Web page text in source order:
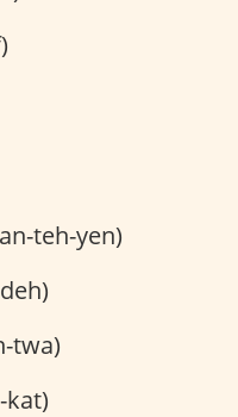
teh-yen)
twa)
kat)